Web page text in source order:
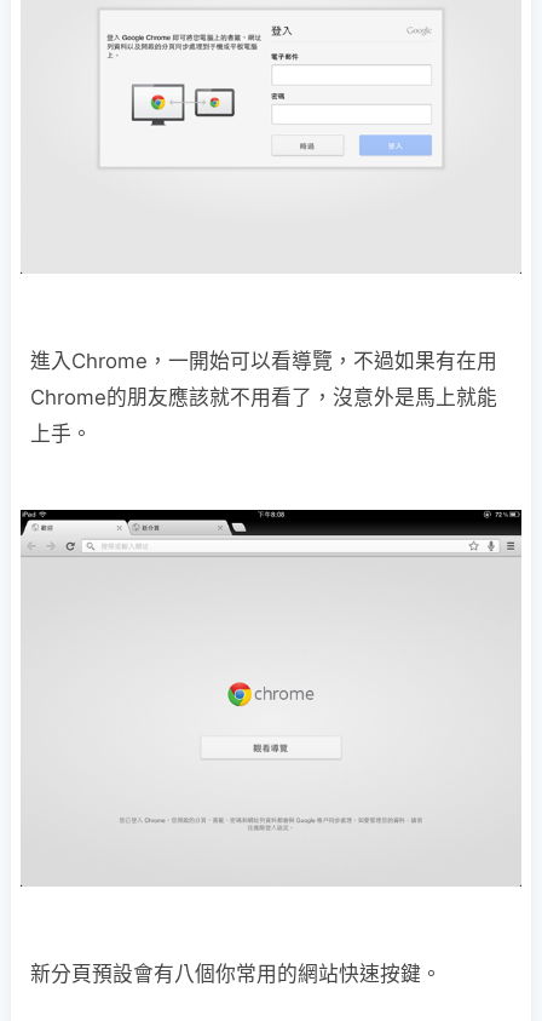
進入Chrome，一開始可以看導覽，不過如果有在用
Chrome的朋友應該就不用看了，沒意外是馬上就能
上手。
新分頁預設會有八個你常用的網站快速按鍵。